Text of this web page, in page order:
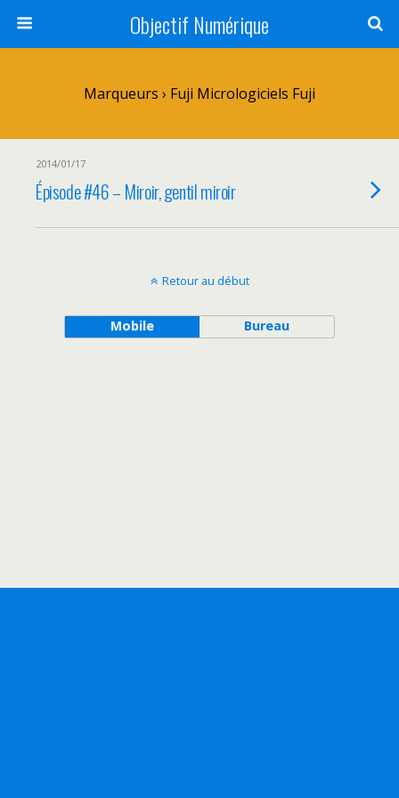
Objectif Numérique
Marqueurs › Fuji Micrologiciels Fuji
2014/01/17
Épisode #46 – Miroir, gentil miroir
Retour au début
Mobile Bureau